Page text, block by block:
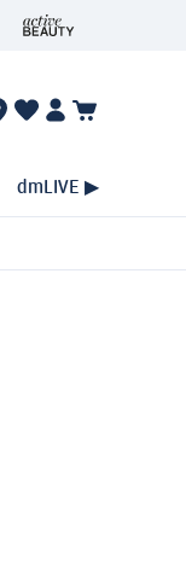
dmLIVE ▶